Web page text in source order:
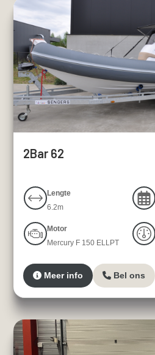
2Bar 62
Lengte
6.2m
Motor
Mercury F 150 ELLPT
Meer info Bel ons